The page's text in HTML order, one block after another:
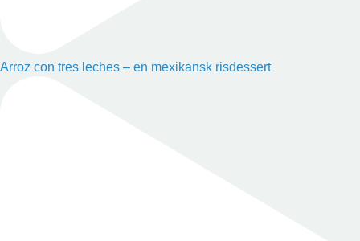
Arroz con tres leches – en mexikansk risdessert